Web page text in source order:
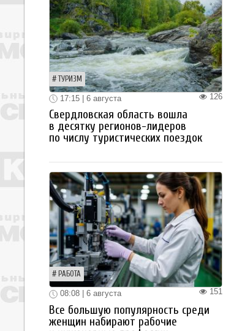
ТУРИЗМ
126
17:15 | 6 августа
Свердловская область вошла
в десятку регионов-лидеров
по числу туристических поездок
РАБОТА
151
08:08 | 6 августа
Все большую популярность среди
женщин набирают рабочие